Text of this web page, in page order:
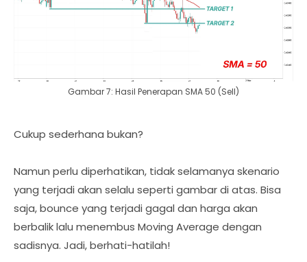
Gambar 7: Hasil Penerapan SMA 50 (Sell)
Cukup sederhana bukan?
Namun perlu diperhatikan, tidak selamanya skenario
yang terjadi akan selalu seperti gambar di atas. Bisa
saja, bounce yang terjadi gagal dan harga akan
berbalik lalu menembus Moving Average dengan
sadisnya. Jadi, berhati-hatilah!